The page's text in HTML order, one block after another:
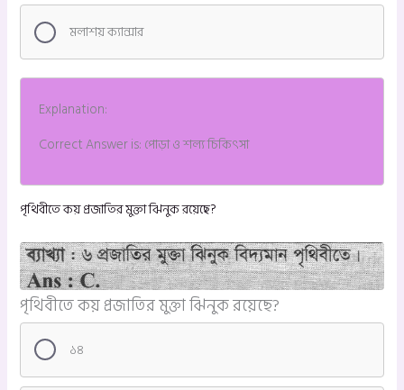
মলাশয় ক্যান্সার
Explanation:
Correct Answer is: পোড়া ও শল্য চিকিৎসা
পৃথিবীতে কয় প্রজাতির মুক্তা ঝিনুক রয়েছে?
পৃথিবীতে কয় প্রজাতির মুক্তা ঝিনুক রয়েছে?
১৪